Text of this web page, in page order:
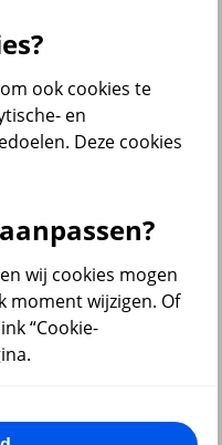
ook cookies te
en
Deze cookies
wij cookies mogen
moment wijzigen. Of
“Cookie-